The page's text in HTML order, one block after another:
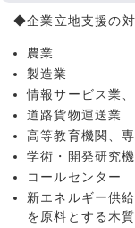
◆企業立地支援の対
農業
製造業
情報サービス業
道路貨物運送業
高等教育機関、
学術・開発研究
コールセンター
新エネルギー供
を原料とする木